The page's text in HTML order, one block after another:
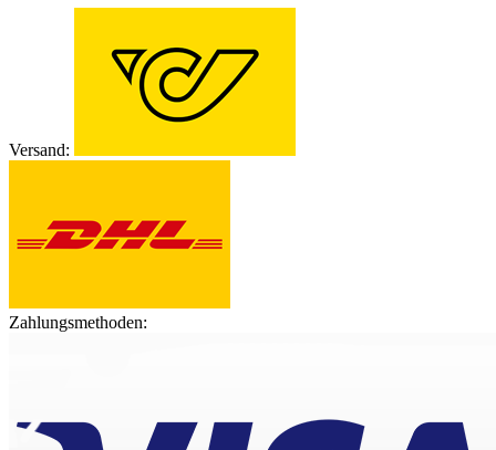
Versand:
Zahlungsmethoden: